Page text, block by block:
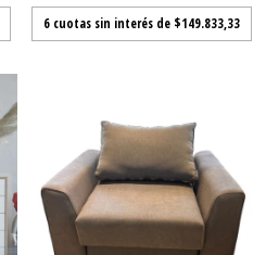
6 cuotas sin interés de $149.833,33